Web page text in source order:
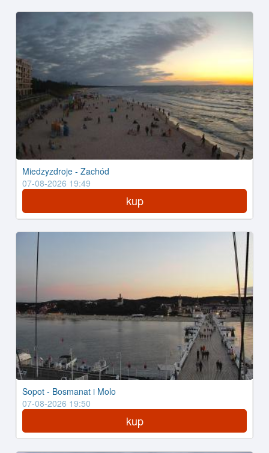
Miedzyzdroje - Zachód
07-08-2026 19:49
kup
Sopot - Bosmanat i Molo
07-08-2026 19:50
kup